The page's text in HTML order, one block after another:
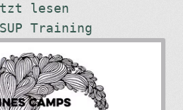
lesen
SUP Training